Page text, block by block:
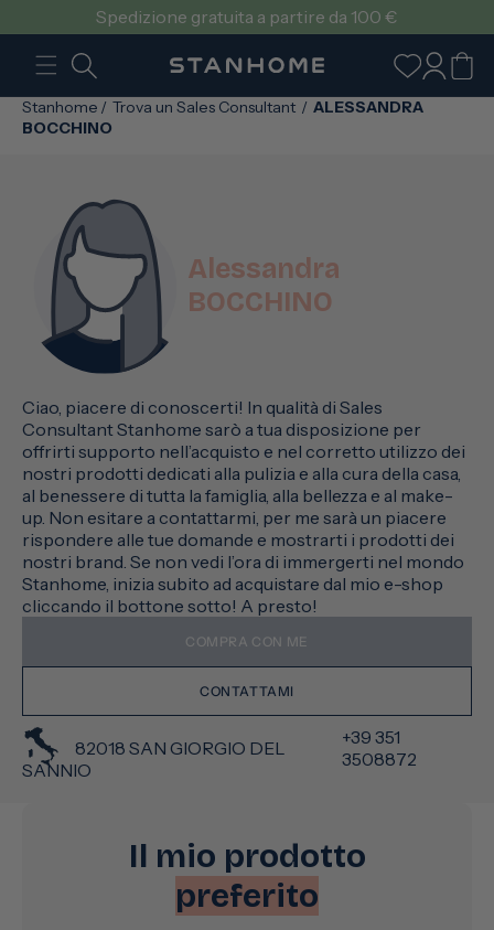
DIRETTAMENTESpedizione gratuita a partire da 100 €
Accedi
Carrello
Stanhome / Trova un Sales Consultant / ALESSANDRA
BOCCHINO
Alessandra
BOCCHINO
Ciao, piacere di conoscerti! In qualità di Sales
Consultant Stanhome sarò a tua disposizione per
offrirti supporto nell’acquisto e nel corretto utilizzo dei
nostri prodotti dedicati alla pulizia e alla cura della casa,
al benessere di tutta la famiglia, alla bellezza e al make-
up. Non esitare a contattarmi, per me sarà un piacere
rispondere alle tue domande e mostrarti i prodotti dei
nostri brand. Se non vedi l’ora di immergerti nel mondo
Stanhome, inizia subito ad acquistare dal mio e-shop
cliccando il bottone sotto! A presto!
COMPRA CON ME
CONTATTAMI
82018 SAN GIORGIO DEL
SANNIO
+39 351
3508872
Il mio prodotto
preferito